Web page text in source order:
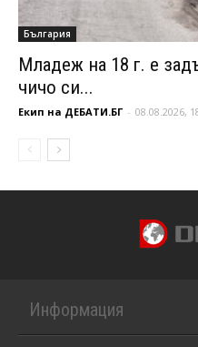
България
Младеж на 18 г. е
чичо си...
Екип на ДЕБАТИ.БГ - 08.08.2026,
Информация